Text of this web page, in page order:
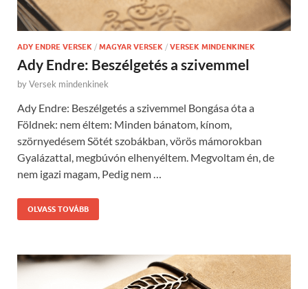
ADY ENDRE VERSEK / MAGYAR VERSEK / VERSEK MINDENKINEK
Ady Endre: Beszélgetés a szivemmel
byVersek mindenkinek
Ady Endre: Beszélgetés a szivemmel Bongása óta a
Földnek: nem éltem: Minden bánatom, kínom,
szörnyedésem Sötét szobákban, vörös mámorokban
Gyalázattal, megbúvón elhenyéltem. Megvoltam én, de
nem igazi magam, Pedig nem …
OLVASS TOVÁBB